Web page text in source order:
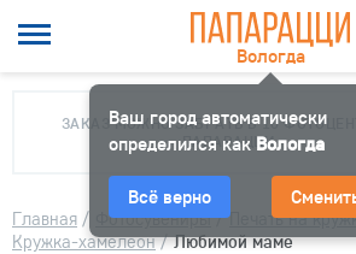
Вологда
Ваш город автоматически
определился как Вологда
Всё верно
ЗАКАЗ МОЖНО ЗАБРАТЬ В 10
ПАПАРАЦЦИ
Главная / Фотосувениры/ Печать на
Кружка-хамелеон/ Любимой маме